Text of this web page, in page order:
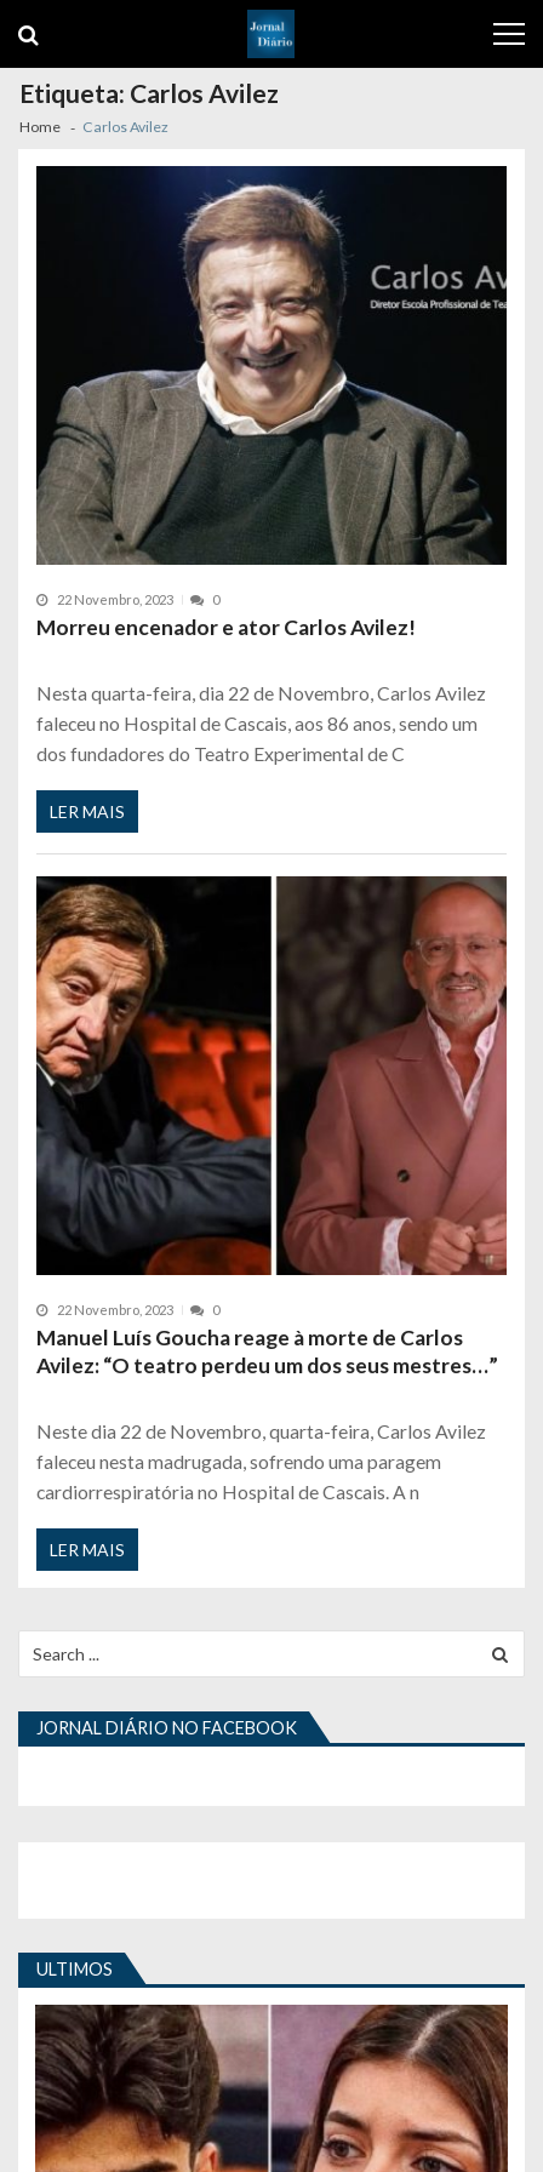
navigation
content
Etiqueta: Carlos Avilez
Home Carlos Avilez
22 Novembro, 2023 0
Morreu encenador e ator Carlos Avilez!
Nesta quarta-feira, dia 22 de Novembro, Carlos Avilez
faleceu no Hospital de Cascais, aos 86 anos, sendo um
dos fundadores do Teatro Experimental de C
LER MAIS
22 Novembro, 2023 0
Manuel Luís Goucha reage à morte de Carlos
Avilez: “O teatro perdeu um dos seus mestres…”
Neste dia 22 de Novembro, quarta-feira, Carlos Avilez
faleceu nesta madrugada, sofrendo uma paragem
cardiorrespiratória no Hospital de Cascais. A n
LER MAIS
for:
JORNAL DIÁRIO NO FACEBOOK
ULTIMOS